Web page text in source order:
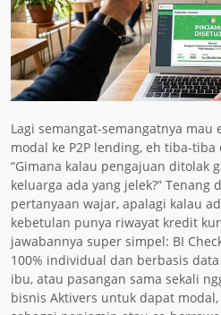
Lagi semangat-semangatnya
modal ke P2P lending, eh tiba-
“Gimana kalau pengajuan ditolak
keluarga ada yang jelek?” Tenang
pertanyaan wajar, apalagi kalau
kebetulan punya riwayat kredit
jawabannya super simpel: BI
100% individual dan berbasis
ibu, atau pasangan sama sekali
bisnis Aktivers untuk dapat